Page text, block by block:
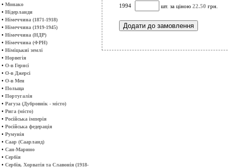
• Монако
• Нідерланди
• Німеччина (1871-1918)
• Німеччина (1919-1945)
• Німеччина (НДР)
• Німеччина (ФРН)
• Німіцькиі землі
• Норвегія
• О-в Гернсі
• О-в Джерсі
• О-в Мен
• Польща
• Португалія
• Рагуза (Дубровнік - місто)
• Рига (місто)
• Російська імперія
• Російська федерація
• Румунія
• Саар (Саарланд)
• Сан-Марино
• Сербія
• Сербія, Хорватія та Славонія (1918-
1994
шт. за ціною 22.50 грн.